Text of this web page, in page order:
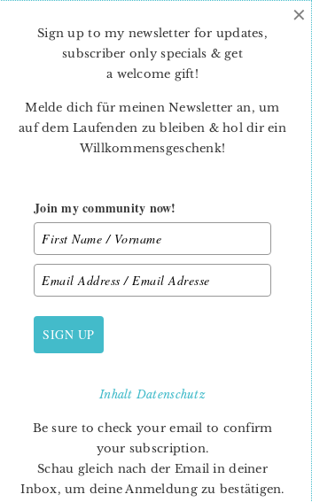
DATENSCHUTZ
Sign up to my newsletter for updates,
subscriber only specials & get
a welcome gift!
Melde dich für meinen Newsletter an, um
auf dem Laufenden zu bleiben & hol dir ein
Willkommensgeschenk!
Join my community now!
SIGN UP
InhaltDatenschutz
Be sure to check your email to confirm
your subscription.
Schau gleich nach der Email in deiner
Inbox, um deine Anmeldung zu bestätigen.
×